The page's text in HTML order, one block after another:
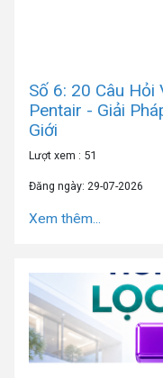
Số 6: 20 Câu
Pentair - Giải
Giới
Lượt xem : 51
Đăng ngày: 29-07-2026
Xem thêm...